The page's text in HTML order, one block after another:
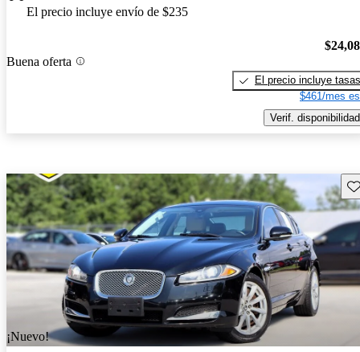
El precio incluye envío de $235
Buena oferta
El precio incluye tasas
$461/mes
Verif. disponibilidad
¡Nuevo!